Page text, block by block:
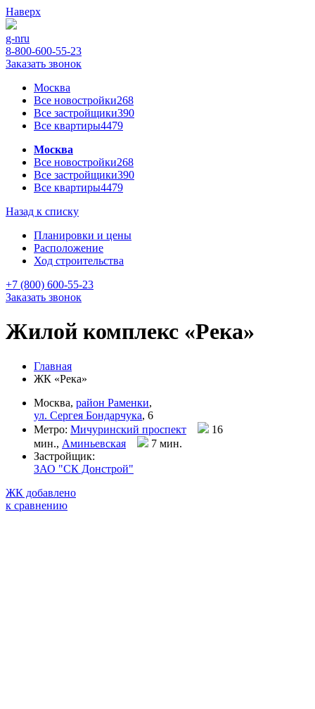
Наверх
g-nru
8-800-600-55-23
Заказать звонок
Москва
Все новостройки268
Все застройщики390
Все квартиры4479
Москва
Все новостройки268
Все застройщики390
Все квартиры4479
Назад к списку
Планировки и цены
Расположение
Ход строительства
+7 (800) 600-55-23
Заказать звонок
Жилой комплекс «Река»
Главная
ЖК «Река»
Москва, район Раменки,
ул. Сергея Бондарчука, 6
Метро: Мичуринский проспект
16
мин., Аминьевская 7 мин.
Застройщик:
ЗАО "СК Донстрой"
ЖК добавлено
к сравнению